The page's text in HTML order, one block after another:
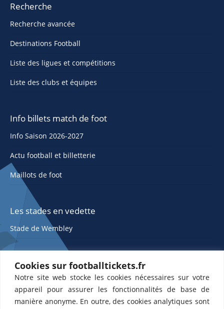
Cookies sur footballtickets.fr
Notre site web stocke les cookies nécessaires sur votre
appareil pour assurer les fonctionnalités de base de
manière anonyme. En outre, des cookies analytiques sont
Recherche
Recherche avancée
Destinations Football
Liste des ligues et compétitions
Liste des clubs et équipes
Info billets match de foot
Info Saison 2026-2027
Actu football et billetterie
Maillots de foot
Les stades en vedette
Stade de Wembley